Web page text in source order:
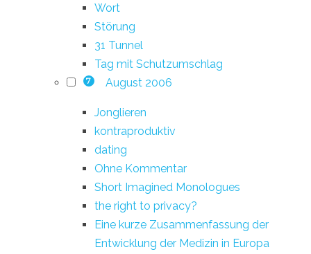
Wort
Störung
31 Tunnel
Tag mit Schutzumschlag
7 August 2006
Jonglieren
kontraproduktiv
dating
Ohne Kommentar
Short Imagined Monologues
the right to privacy?
Eine kurze Zusammenfassung der
Entwicklung der Medizin in Europa